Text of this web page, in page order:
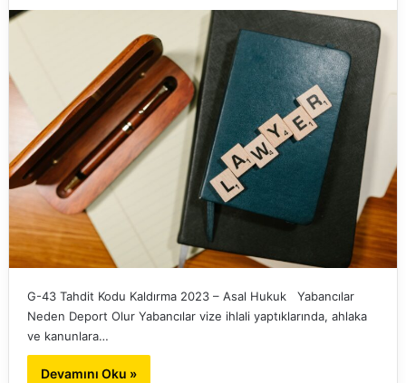
G-43 Tahdit Kodu Kaldırma 2023 – Asal Hukuk Yabancılar
Neden Deport Olur Yabancılar vize ihlali yaptıklarında, ahlaka
ve kanunlara…
Devamını Oku »